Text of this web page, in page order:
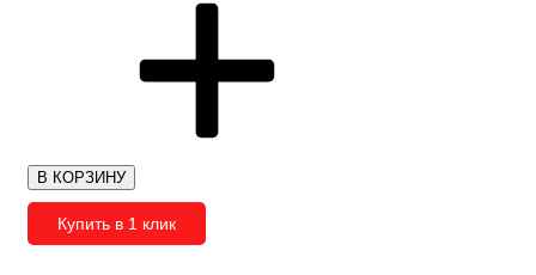
В КОРЗИНУ
Купить в 1 клик